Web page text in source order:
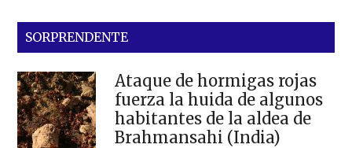
SORPRENDENTE
Ataque de hormigas rojas
fuerza la huida de algunos
habitantes de la aldea de
Brahmansahi (India)